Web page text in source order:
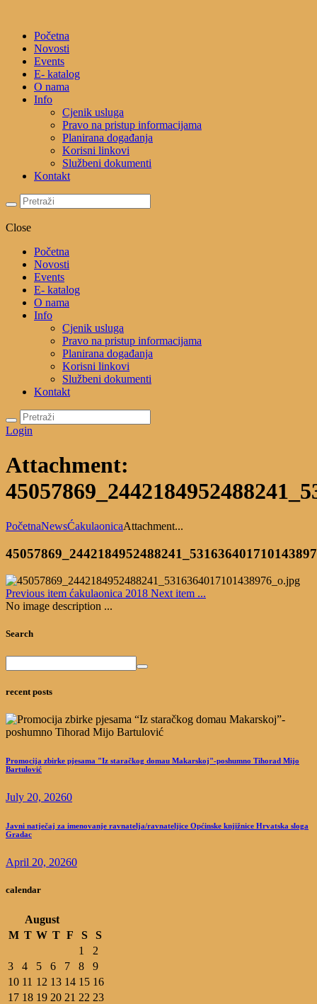
Početna
Novosti
Events
E- katalog
O nama
Info
Cjenik usluga
Pravo na pristup informacijama
Planirana događanja
Korisni linkovi
Službeni dokumenti
Kontakt
Close
Početna
Novosti
Events
E- katalog
O nama
Info
Cjenik usluga
Pravo na pristup informacijama
Planirana događanja
Korisni linkovi
Službeni dokumenti
Kontakt
Login
Attachment:
PočetnaNewsĆakulaonicaAttachment...
Previous item ćakulaonica 2018 Next item ...
No image description ...
Search
recent posts
Promocija zbirke pjesama "Iz staračkog domau Makarskoj"-poshumno Tihorad Mijo
Bartulović
July 20, 20260
Javni natječaj za imenovanje ravnatelja/ravnateljice Općinske knjižnice Hrvatska sloga
Gradac
April 20, 20260
calendar
August
M T W T F S
S
1
2
3
4 5 6 7 8
9
10 11 12 13 14 15 16
17 18 19 20 21 22 23